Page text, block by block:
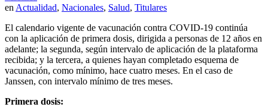
en Actualidad, Nacionales, Salud, Titulares
El calendario vigente de vacunación contra COVID-19 continúa
con la aplicación de primera dosis, dirigida a personas de 12 años en
adelante; la segunda, según intervalo de aplicación de la plataforma
recibida; y la tercera, a quienes hayan completado esquema de
vacunación, como mínimo, hace cuatro meses. En el caso de
Janssen, con intervalo mínimo de tres meses.
Primera dosis: